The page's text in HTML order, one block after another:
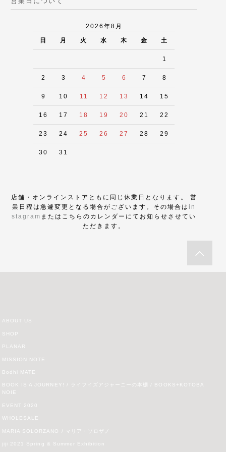
2026年8月
日 月 火 水 木 金 土
1
2 3 4 5 6 7 8
9 10 11 12 13 14 15
16 17 18 19 20 21 22
23 24 25 26 27 28 29
30 31
店舗・オンラインストアともに同じ休業日となります。 営
業日程は急遽変更となる場合がございます。その場合はin
stagram またはこちらのカレンダーにてお知らせさせてい
ただきます。
ABOUT US
SHOP
PLANAR
MISSION NOTE
Bodhi MATE
BOOK IS A JOURNEY! / ライフイズアジャーニーの本棚 / BOOKS+KOTOBA
NOIE
EVENT 2020
WHOLESALE
MARIA SOLORZANO / マリア・ソロザノ
jiji 2021 Spring & Summer Exhibition